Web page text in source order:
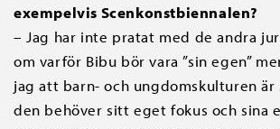
exempelvis Scenkonstbiennalen?
– Jag har inte pratat med de andra
om varför Bibu bör vara ”sin egen”
jag att barn- och ungdomskulturen
den behöver sitt eget fokus och sina